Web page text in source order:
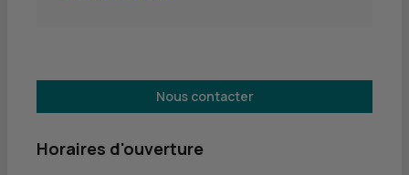
Nous contacter
Horaires d'ouverture